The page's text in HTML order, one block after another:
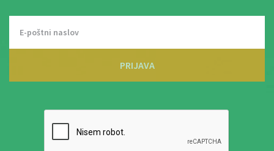
PRIJAVA